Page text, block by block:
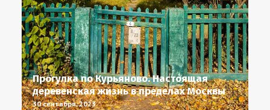
Прогулка по Курьяново. Настоящая
деревенская жизнь в пределах Москвы
30 сентября, 2023